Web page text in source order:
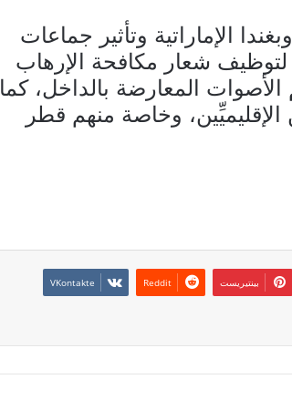
الإماراتية وتأثير جماعات
شعار مكافحة الإرهاب
المعارضة بالداخل، كما
وخاصة منهم قطر
بينتيريست